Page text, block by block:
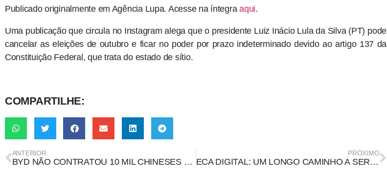
Publicado originalmente em Agência Lupa. Acesse na íntegraaqui.
Uma publicação que circula no Instagram alega que o presidente Luiz Inácio Lula da Silva (PT) pode
cancelar as eleições de outubro e ficar no poder por prazo indeterminado devido ao artigo 137 da
Constituição Federal, que trata do estado de sítio.
COMPARTILHE:
ANTERIOR
BYD NÃO CONTRATOU 10 MIL CHINESES PARA TRABALHAR NA BAHIA
PRÓXIMO
ECA DIGITAL: UM LONGO CAMINHO A SER PERCORRIDO